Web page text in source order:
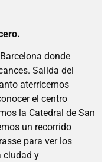
donde
Salida del
aterricemos
el centro
la Catedral de San
un recorrido
para ver los
ciudad y